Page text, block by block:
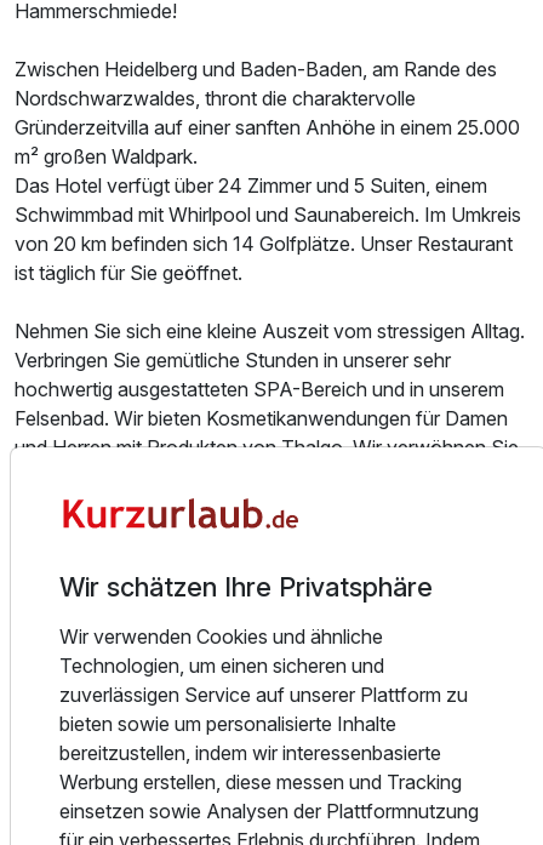
Doppelzimmer Deluxe
Ausstattung
Zusatznächte
Für 3 Tage p.P. ab
Doppelzimmer zur Einzelnutzung
Hammerschmiede!
Zwischen Heidelberg und Baden-Baden, am Rande des
Nordschwarzwaldes, thront die charaktervolle
Gründerzeitvilla auf einer sanften Anhöhe in einem 25.000
m² großen Waldpark.
Das Hotel verfügt über 24 Zimmer und 5 Suiten, einem
Schwimmbad mit Whirlpool und Saunabereich. Im Umkreis
von 20 km befinden sich 14 Golfplätze. Unser Restaurant
ist täglich für Sie geöffnet.
Nehmen Sie sich eine kleine Auszeit vom stressigen Alltag.
Verbringen Sie gemütliche Stunden in unserer sehr
hochwertig ausgestatteten SPA-Bereich und in unserem
Felsenbad. Wir bieten Kosmetikanwendungen für Damen
und Herren mit Produkten von Thalgo. Wir verwöhnen Sie
luxuriösen Cremepackungen, die Ihren Körper neu
erstrahlen lassen. Genießen Sie außerdem eine individuelle
Hotelgäste haben täglich 24 Stunden kostenfreien Zutritt
Im Sommer genießen Sie auf unserer wunderschönen
Restaurantterrasse gemütliche kulinarische Stunden.
Mittags, unter der Woche, können Sie weiterhin unseren
beliebten Villa-Lunch genießen und am Abend ergänzen
wir die Speisekarte um einige feine Gerichte sowie ein von
Küchenchef Michael Grünbacher kreiertes fünfgängiges
Wir schätzen Ihre Privatsphäre
Wir verwenden Cookies und ähnliche
Technologien, um einen sicheren und
zuverlässigen Service auf unserer Plattform zu
bieten sowie um personalisierte Inhalte
bereitzustellen, indem wir interessenbasierte
Werbung erstellen, diese messen und Tracking
einsetzen sowie Analysen der Plattformnutzung